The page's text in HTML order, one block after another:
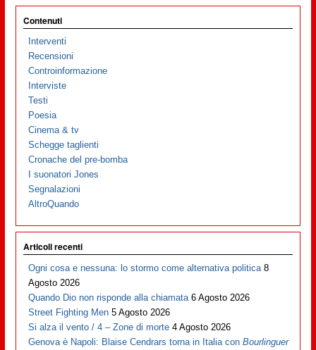
Contenuti
Interventi
Recensioni
Controinformazione
Interviste
Testi
Poesia
Cinema & tv
Schegge taglienti
Cronache del pre-bomba
I suonatori Jones
Segnalazioni
AltroQuando
Articoli recenti
Ogni cosa e nessuna: lo stormo come alternativa politica 8
Agosto 2026
Quando Dio non risponde alla chiamata 6 Agosto 2026
Street Fighting Men 5 Agosto 2026
Si alza il vento / 4 – Zone di morte 4 Agosto 2026
Genova è Napoli: Blaise Cendrars torna in Italia conBourlinguer